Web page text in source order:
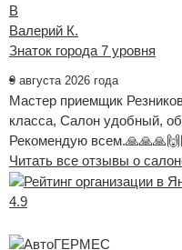
В
Валерий К.
Знаток города 7 уровня
9 августа 2026 года
Мастер приемщик
класса, Салон удобный,
Рекомендую
Читать все отзывы о
4.9